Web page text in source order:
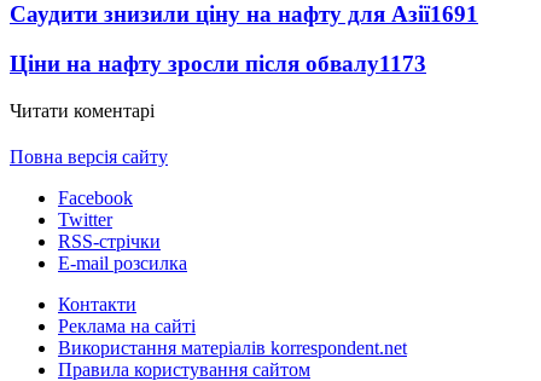
Саудити знизили ціну на нафту для Азії1691
Ціни на нафту зросли після обвалу1173
Читати коментарі
Повна версія сайту
Facebook
Twitter
RSS-стрічки
E-mail розсилка
Контакти
Реклама на сайті
Використання матеріалів korrespondent.net
Правила користування сайтом